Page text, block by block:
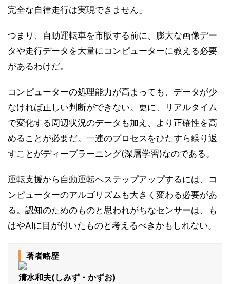
完全な自律走行は実現できません」
つまり、自動運転車を市販する前に、膨大な画像デー
タや走行データを大量にコンピューターに教える必要
があるわけだ。
コンピューターの処理能力が高まっても、データが少
なければ正しい判断ができない。更に、リアルタイム
で変化する周辺状況のデータも加え、より正確性を高
めることが必要だ。一連のプロセスをひたすら繰り返
すことがディープラーニング(深層学習)なのである。
運転支援から自動運転へステップアップするには、コ
ンピューターのアルゴリズムも大きく変わる必要があ
る。認知のためのものと思われがちなセンサーは、も
はやAIに目が付いたものと考えるべきかもしれない。
著者略歴
清水和夫(しみず・かずお)